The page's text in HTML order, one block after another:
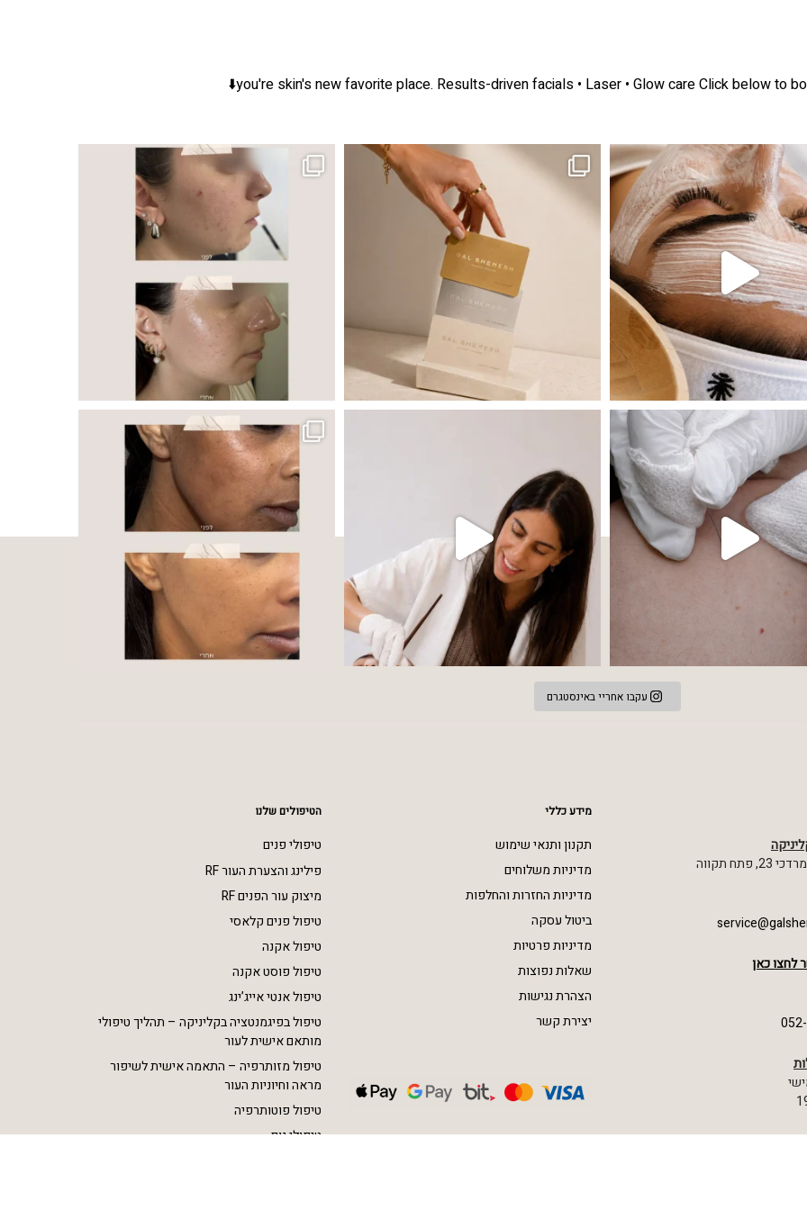
you're skin's new favorite place. Results-driven facials • Laser • Glow careClick below to
מועדון החברות שלנו סוף סוף נפתח. מהיום, אקנה הוא אחד המצבים הנפוצים ביותר בעור, אך לכל עור
שהעור פשוט צריך לעצור רגע, לנשום ולהתאזן תהליך אחד שיכול לעשות הבדל גדול במראה ובאיכות העור
עקבו אחריי באינסטגרם
תקווה
לחצו כאן
מידע כללי
תקנון ותנאי שימוש
מדיניות משלוחים
מדיניות החזרות והחלפות
ביטול עסקה
מדיניות פרטיות
שאלות נפוצות
הצהרת נגישות
יצירת קשר
הטיפולים שלנו
טיפולי פנים
פילינג והצערת העור RF
מיצוק עור הפנים RF
טיפול פנים קלאסי
טיפול אקנה
טיפול פוסט אקנה
טיפול אנטי אייג’ינג
טיפול בפיגמנטציה בקליניקה – תהליך טיפולי
מותאם אישית לעור
טיפול מזותרפיה – התאמה אישית לשיפור
מראה וחיוניות העור
טיפול פוטותרפיה
טיפולי גוף